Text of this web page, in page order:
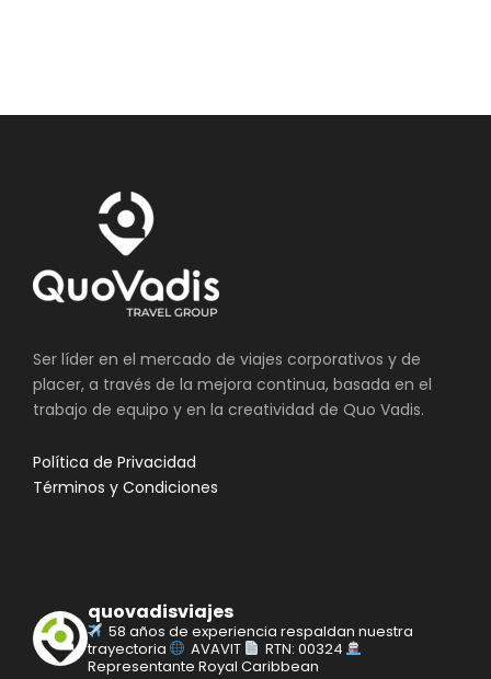
Ser líder en el mercado de viajes corporativos y de
placer, a través de la mejora continua, basada en el
trabajo de equipo y en la creatividad de Quo Vadis.
Política de Privacidad
Términos y Condiciones
quovadisviajes
58 años de experiencia respaldan nuestra
trayectoria
AVAVIT
RTN: 00324
Representante Royal Caribbean